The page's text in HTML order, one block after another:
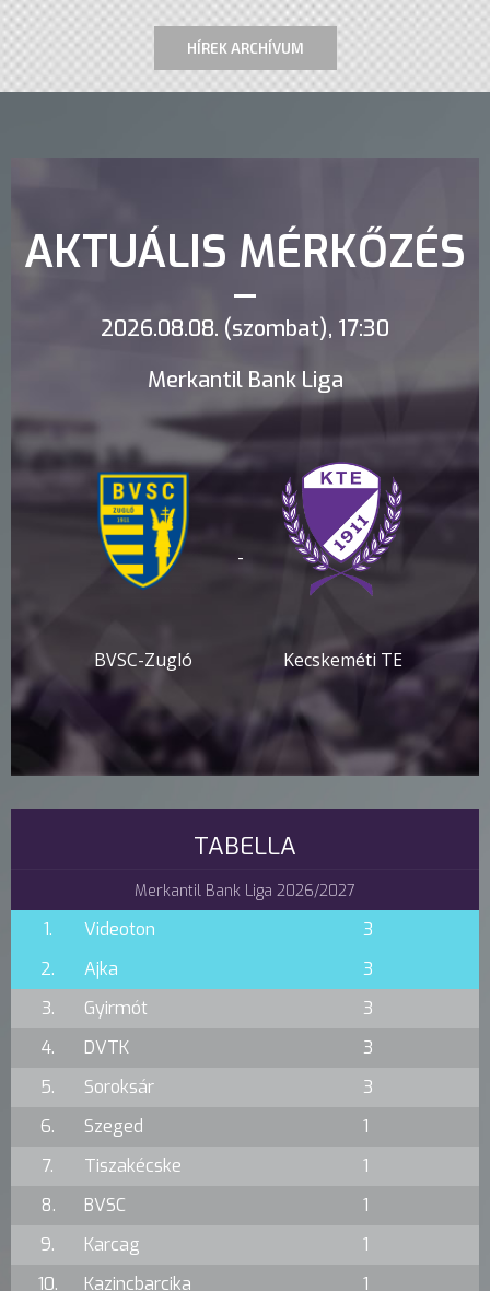
HÍREK ARCHÍVUM
AKTUÁLIS MÉRKŐZÉS
2026.08.08. (szombat), 17:30
Merkantil Bank Liga
BVSC-Zugló
-
Kecskeméti TE
TABELLA
Merkantil Bank Liga 2026/2027
1. Videoton
3
2.
Ajka
3
3.
Gyirmót
3
4.
DVTK
3
5.
Soroksár
3
6.
Szeged
1
7.
Tiszakécske
1
8.
BVSC
1
9.
Karcag
1
10.
Kazincbarcika 1